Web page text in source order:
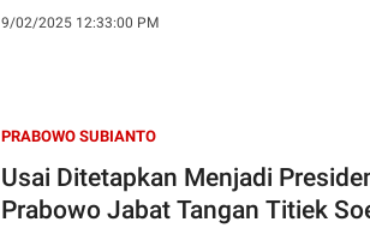
9/02/2025 12:33:00 PM
PRABOWO SUBIANTO
Usai Ditetapkan Menjadi
Prabowo Jabat Tangan Titiek